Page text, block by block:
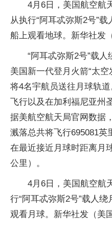
4月6日，美国航空航
从执行“阿耳忒弥斯2号”
船上观看地球。新华社发
“阿耳忒弥斯2号”载
美国新一代登月火箭“太空
将4名宇航员送往月球轨
飞行以及在加利福尼亚州
据美航空航天局官网数据
溅落总共将飞行695081英
在最近接近月球时距离月
公里）。
4月6日，美国航空航
行“阿耳忒弥斯2号”载人绕
观看月球。新华社发（美